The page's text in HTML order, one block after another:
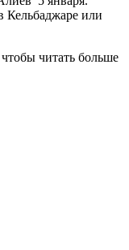
Кельбаджаре или
читать больше